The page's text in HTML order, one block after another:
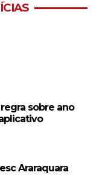
sobre ano
Araraquara